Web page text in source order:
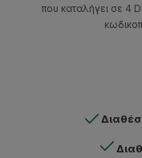
που καταλήγει σε 4